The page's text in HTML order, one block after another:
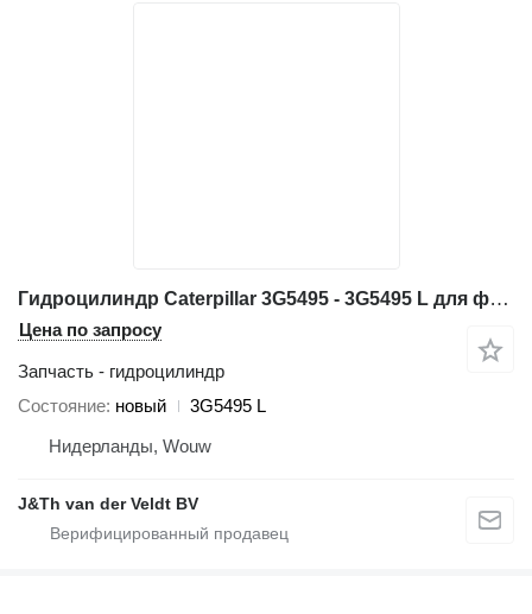
Гидроцилиндр Caterpillar 3G5495 - 3G5495 L для фронтального погрузчика Caterpillar 966D 966E 966F 966FII
Цена по запросу
Запчасть - гидроцилиндр
Состояние новый
3G5495 L
Нидерланды, Wouw
J&Th van der Veldt BV